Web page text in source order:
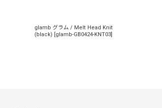
glamb グラム / Melt Head Knit
(black) [glamb-GB0424-KNT03]